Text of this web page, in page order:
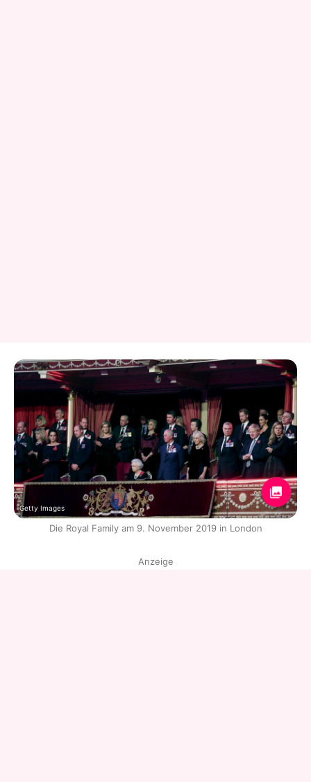
Getty Images
Die Royal Family am 9. November 2019 in London
Anzeige